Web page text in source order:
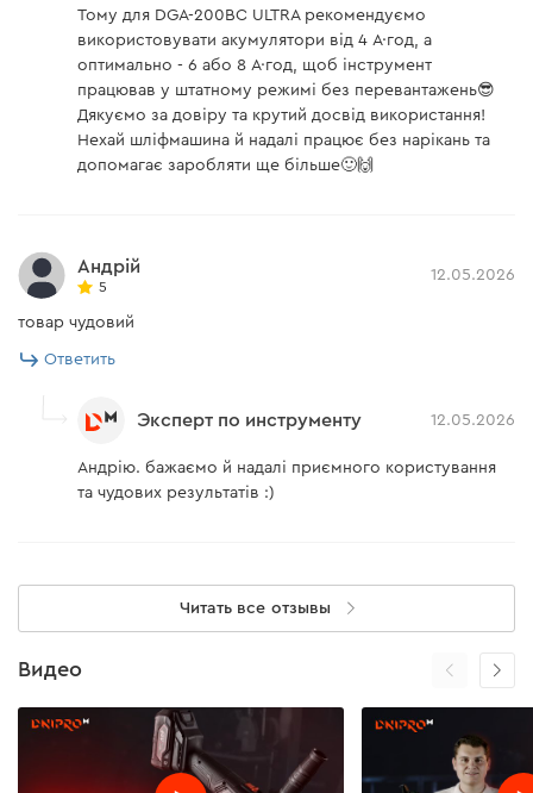
резка керамогранита, сверление.
ВР-250S
Работы по резке арматуры, листового металла,
швеллера, зачистные работы.
ВР-260
Длительные работы на выезде по всему спектру
Тому для DGA-200BC ULTRA рекомендуємо
використовувати акумулятори від 4 А·год, а
оптимально - 6 або 8 А·год, щоб інструмент
працював у штатному режимі без перевантажень😎
Дякуємо за довіру та крутий досвід використання!
Нехай шліфмашина й надалі працює без нарікань та
допомагає заробляти ще більше🙂🙌
Андрій
5
12.05.2026
товар чудовий
Ответить
Эксперт по инструменту 12.05.2026
Андрію. бажаємо й надалі приємного користування
та чудових результатів :)
Читать все отзывы
Видео